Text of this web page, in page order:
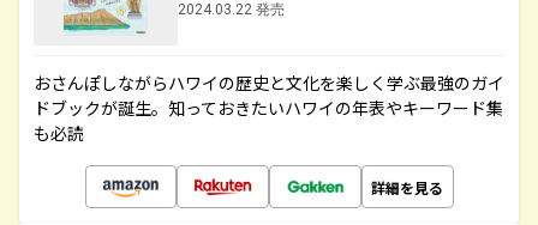
2024.03.22 発売
おさんぽしながらハワイの歴史と文化を楽しく学ぶ最強のガイ
ドブックが誕生。知っておきたいハワイの年表やキーワード集
も必読
詳細を見る